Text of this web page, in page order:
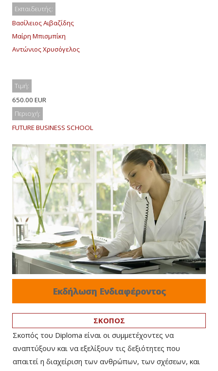
Εκπαιδευτής:
Βασίλειος Αιβαζίδης
Μαίρη Μπισμπίκη
Αντώνιος Χρυσόγελος
Τιμή:
650.00 EUR
Περιοχή:
FUTURE BUSINESS SCHOOL
Εκδήλωση Ενδιαφέροντος
ΣΚΟΠΟΣ
Σκοπός του Diploma είναι οι συμμετέχοντες να
αναπτύξουν και να εξελίξουν τις δεξιότητες που
απαιτεί η διαχείριση των ανθρώπων, των σχέσεων, και